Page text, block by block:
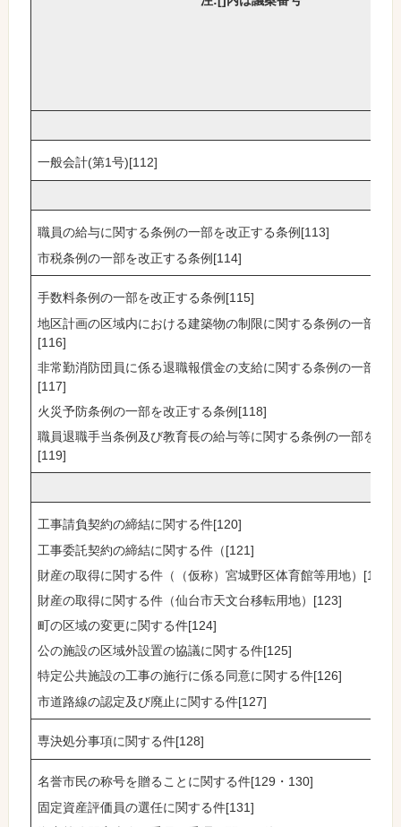
一般会計(第1号)[112]
職員の給与に関する条例の一部を改正する条例[113]
市税条例の一部を改正する条例[114]
手数料条例の一部を改正する条例[115]
地区計画の区域内における建築物の制限に関する条例の一部を
[116]
非常勤消防団員に係る退職報償金の支給に関する条例の一部を
[117]
火災予防条例の一部を改正する条例[118]
職員退職手当条例及び教育長の給与等に関する条例の一部を改
[119]
工事請負契約の締結に関する件[120]
工事委託契約の締結に関する件（[121]
財産の取得に関する件（（仮称）宮城野区体育館等用地）[122]
財産の取得に関する件（仙台市天文台移転用地）[123]
町の区域の変更に関する件[124]
公の施設の区域外設置の協議に関する件[125]
特定公共施設の工事の施行に係る同意に関する件[126]
市道路線の認定及び廃止に関する件[127]
専決処分事項に関する件[128]
名誉市民の称号を贈ることに関する件[129・130]
固定資産評価員の選任に関する件[131]